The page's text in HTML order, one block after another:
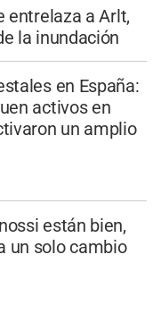
entrelaza a Arlt,
la inundación
en España:
activos en
un amplio
están bien,
un solo cambio